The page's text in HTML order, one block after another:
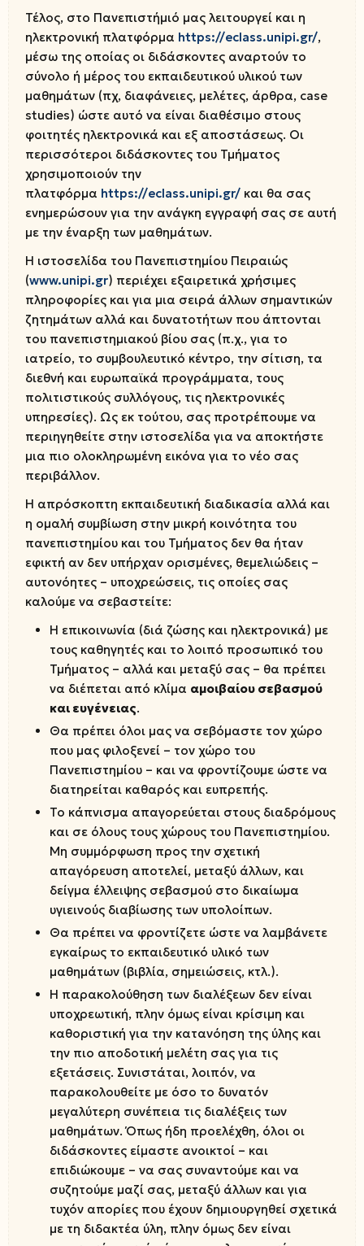
Τέλος, στο Πανεπιστήμιό μας λειτουργεί και η
ηλεκτρονική πλατφόρμα https://eclass.unipi.gr/,
μέσω της οποίας οι διδάσκοντες αναρτούν το
σύνολο ή μέρος του εκπαιδευτικού υλικού των
μαθημάτων (πχ, διαφάνειες, μελέτες, άρθρα, case
studies) ώστε αυτό να είναι διαθέσιμο στους
φοιτητές ηλεκτρονικά και εξ αποστάσεως. Οι
περισσότεροι διδάσκοντες του Τμήματος
χρησιμοποιούν την
πλατφόρμα https://eclass.unipi.gr/ και θα σας
ενημερώσουν για την ανάγκη εγγραφή σας σε αυτή
με την έναρξη των μαθημάτων.
H ιστοσελίδα του Πανεπιστημίου Πειραιώς
(www.unipi.gr) περιέχει εξαιρετικά χρήσιμες
πληροφορίες και για μια σειρά άλλων σημαντικών
ζητημάτων αλλά και δυνατοτήτων που άπτονται
του πανεπιστημιακού βίου σας (π.χ., για το
ιατρείο, το συμβουλευτικό κέντρο, την σίτιση, τα
διεθνή και ευρωπαϊκά προγράμματα, τους
πολιτιστικούς συλλόγους, τις ηλεκτρονικές
υπηρεσίες). Ως εκ τούτου, σας προτρέπουμε να
περιηγηθείτε στην ιστοσελίδα για να αποκτήστε
μια πιο ολοκληρωμένη εικόνα για το νέο σας
περιβάλλον.
Η απρόσκοπτη εκπαιδευτική διαδικασία αλλά και
η ομαλή συμβίωση στην μικρή κοινότητα του
πανεπιστημίου και του Τμήματος δεν θα ήταν
εφικτή αν δεν υπήρχαν ορισμένες, θεμελιώδεις –
αυτονόητες – υποχρεώσεις, τις οποίες σας
καλούμε να σεβαστείτε:
Η επικοινωνία (διά ζώσης και ηλεκτρονικά) με
τους καθηγητές και το λοιπό προσωπικό του
Τμήματος – αλλά και μεταξύ σας – θα πρέπει
να διέπεται από κλίμα αμοιβαίου σεβασμού
και ευγένειας.
Θα πρέπει όλοι μας να σεβόμαστε τον χώρο
που μας φιλοξενεί – τον χώρο του
Πανεπιστημίου – και να φροντίζουμε ώστε να
διατηρείται καθαρός και ευπρεπής.
Το κάπνισμα απαγορεύεται στους διαδρόμους
και σε όλους τους χώρους του Πανεπιστημίου.
Μη συμμόρφωση προς την σχετική
απαγόρευση αποτελεί, μεταξύ άλλων, και
δείγμα έλλειψης σεβασμού στο δικαίωμα
υγιεινούς διαβίωσης των υπολοίπων.
Θα πρέπει να φροντίζετε ώστε να λαμβάνετε
εγκαίρως το εκπαιδευτικό υλικό των
μαθημάτων (βιβλία, σημειώσεις, κτλ.).
Η παρακολούθηση των διαλέξεων δεν είναι
υποχρεωτική, πλην όμως είναι κρίσιμη και
καθοριστική για την κατανόηση της ύλης και
την πιο αποδοτική μελέτη σας για τις
εξετάσεις. Συνιστάται, λοιπόν, να
παρακολουθείτε με όσο το δυνατόν
μεγαλύτερη συνέπεια τις διαλέξεις των
μαθημάτων. Όπως ήδη προελέχθη, όλοι οι
διδάσκοντες είμαστε ανοικτοί – και
επιδιώκουμε – να σας συναντούμε και να
συζητούμε μαζί σας, μεταξύ άλλων και για
τυχόν απορίες που έχουν δημιουργηθεί σχετικά
με τη διδακτέα ύλη, πλην όμως δεν είναι